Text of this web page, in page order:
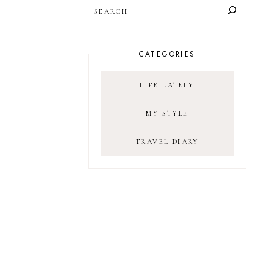
CATEGORIES
LIFE LATELY
MY STYLE
TRAVEL DIARY